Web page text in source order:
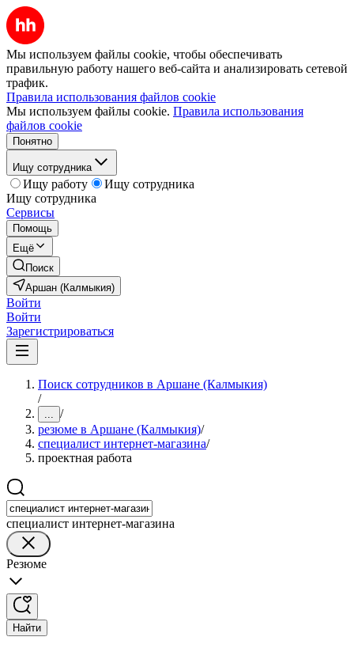
Мы используем файлы cookie, чтобы обеспечивать
правильную работу нашего веб-сайта и анализировать сетевой
трафик.
Правила использования файлов cookie
Мы используем файлы cookie. Правила использования
файлов cookie
Понятно
Ищу сотрудника
Ищу работу
Ищу сотрудника
Ищу сотрудника
Сервисы
Помощь
Ещё
Поиск
Аршан (Калмыкия)
Войти
Войти
Зарегистрироваться
Поиск сотрудников в Аршане (Калмыкия)
/
... /
резюме в Аршане (Калмыкия)/
специалист интернет-магазина/
проектная работа
специалист интернет-магазина
Резюме
Найти